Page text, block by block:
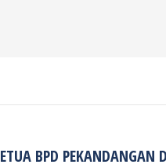
BPD PEKANDANGAN